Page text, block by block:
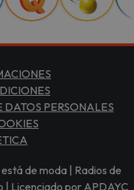
PERSONALES
de moda | Radios de
| Licenciado por APDAYC